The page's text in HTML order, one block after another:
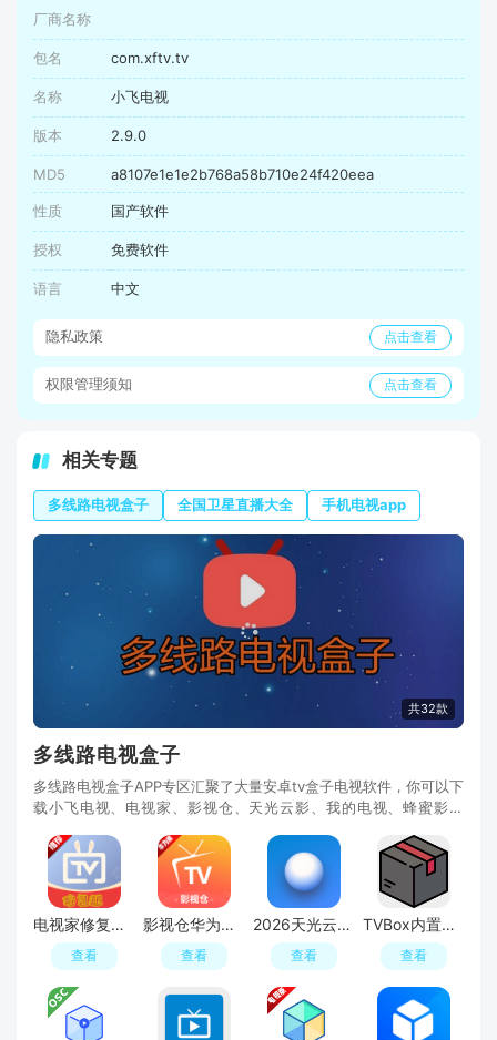
厂商名称
包名 com.xftv.tv
名称 小飞电视
版本 2.9.0
MD5 a8107e1e1e2b768a58b710e24f420eea
性质 国产软件
授权 免费软件
语言 中文
隐私政策 点击查看
权限管理须知 点击查看
相关专题
多线路电视盒子 全国卫星直播大全 手机电视app
共32款
多线路电视盒子
多线路电视盒子APP专区汇聚了大量安卓tv盒子电视软件，你可以下
载小飞电视、电视家、影视仓、天光云影、我的电视、蜂蜜影视
电视家修复版tv修改版
查看
影视仓华为安装包版
查看
2026天光云影电视投屏版
查看
TVBox内置版电视盒子
查看